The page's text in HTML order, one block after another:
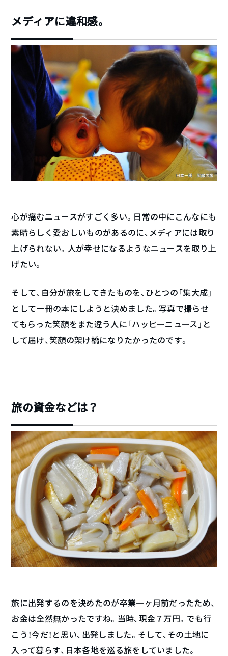
メディアに違和感。
心が痛むニュースがすごく多い。日常の中にこんなにも
素晴らしく愛おしいものがあるのに、メディアには取り
上げられない。人が幸せになるようなニュースを取り上
げたい。
そして、自分が旅をしてきたものを、ひとつの「集大成」
として一冊の本にしようと決めました。写真で撮らせ
てもらった笑顔をまた違う人に「ハッピーニュース」と
して届け、笑顔の架け橋になりたかったのです。
旅の資金などは？
旅に出発するのを決めたのが卒業一ヶ月前だったため、
お金は全然無かったですね。当時、現金７万円。でも行
こう！今だ！と思い、出発しました。そして、その土地に
入って暮らす、日本各地を巡る旅をしていました。